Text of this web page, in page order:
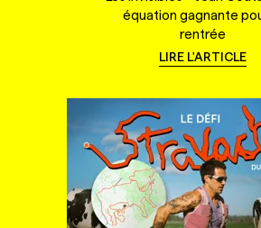
équation gagnante
rentrée
LIRE L'ARTICLE